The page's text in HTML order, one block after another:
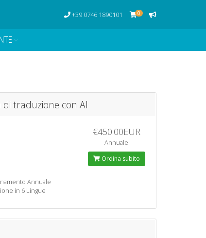
0
+39 0746 1890101
di traduzione con AI
Annuale
in 6 Lingue
€450.00EUR
Annuale
Ordina subito